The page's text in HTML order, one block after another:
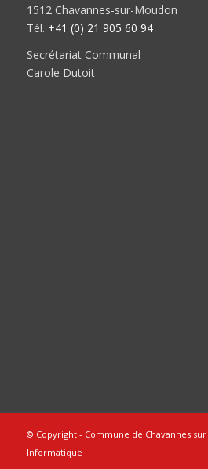
1512 Chavannes-sur-Moudon
Tél. +41 (0) 21 905 60 94
Secrétariat Communal
Carole Dutoit
© Copyright - Commune de Chavannes
Informatique